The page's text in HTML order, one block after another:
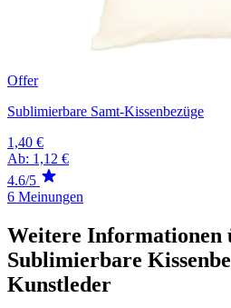
Offer
Sublimierbare Samt-Kissenbezüge
1,40 €
Ab: 1,12 €
4.6/5
6 Meinungen
Weitere Informationen
Sublimierbare
Kunstleder